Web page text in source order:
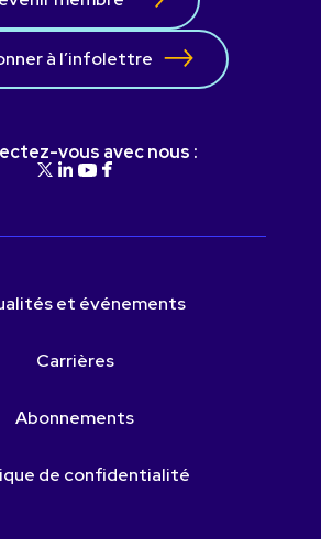
à l’infolettre
vous avec nous :
et événements
Carrières
Abonnements
de confidentialité